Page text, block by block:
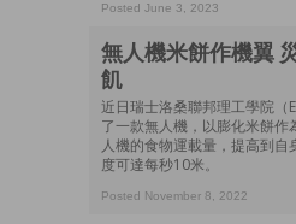
Posted June 3, 2023
無人機米餅作機翼
飢
近日瑞士洛桑聯邦理工學院（
了一款無人機，以膨化米餅作
人機的食物運載量，提高到自
度可達每秒10米。
Posted November 8, 2022